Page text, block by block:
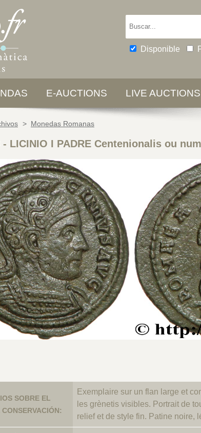
Disponible
E-AUCTIONS LIVE AUCTIONS
> Monedas Romanas
- LICINIO I PADRE Centenionalis ou
SOBRE EL
Exemplaire sur un flan large et
les grènetis visibles. Portrait de
relief et de style fin. Patine noire,